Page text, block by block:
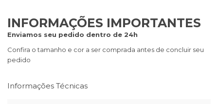
INFORMAÇÕES IMPORTANTES
Enviamos seu pedido dentro de 24h
Confira o tamanho e cor a ser comprada antes de concluir seu
pedido
Informações Técnicas